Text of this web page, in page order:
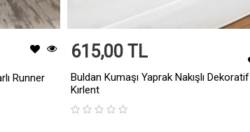
Runner
615,00 TL
Buldan Kumaşı Yaprak Nakışlı Dekoratif
Kırlent